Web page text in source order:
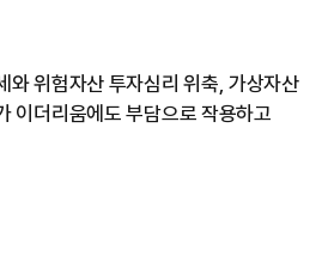
와 위험자산 투자심리 위축, 가상자산
이더리움에도 부담으로 작용하고